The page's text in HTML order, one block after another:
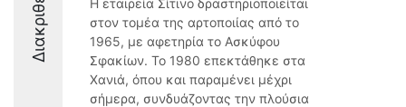
Η εταιρεία Σίτινο δραστηριοποιείται
στον τομέα της αρτοποιίας από το
1965, με αφετηρία το Ασκύφου
Σφακίων. Το 1980 επεκτάθηκε στα
Χανιά, όπου και παραμένει μέχρι
σήμερα, συνδυάζοντας την πλούσια